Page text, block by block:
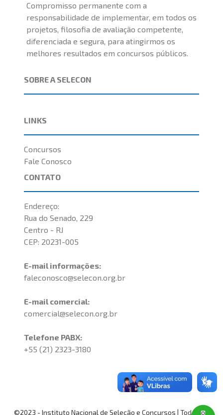
Compromisso permanente com a
responsabilidade de implementar, em todos os
projetos, filosofia de avaliação competente,
diferenciada e segura, para atingirmos os
melhores resultados em concursos públicos.
SOBRE A SELECON
LINKS
Concursos
Fale Conosco
CONTATO
Endereço:
Rua do Senado, 229
Centro - RJ
CEP: 20231-005
E-mail informações:
faleconosco@selecon.org.br
E-mail comercial:
comercial@selecon.org.br
Telefone PABX:
+55 (21) 2323-3180
©2023 - Instituto Nacional de Seleção e Concursos | Todos os